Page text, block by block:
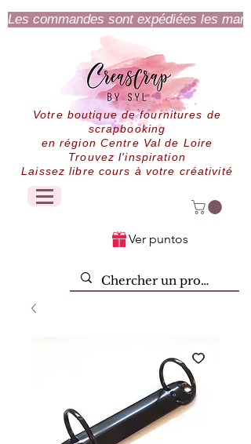
Les commandes sont expédiées les
Votre boutique de fournitures de
scrapbooking
en région Centre Val de Loire
Trouvez l'inspiration
Laissez libre cours à votre créativité
Ver puntos